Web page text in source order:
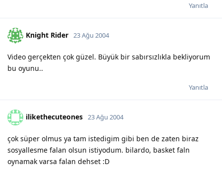
Yanıtla
Knight Rider 23 Ağu 2004
Video gerçekten çok güzel. Büyük bir sabırsızlıkla bekliyorum
bu oyunu..
Yanıtla
ilikethecuteones 23 Ağu 2004
çok süper olmus ya tam istedigim gibi ben de zaten biraz
sosyallesme falan olsun istiyodum. bilardo, basket faln
oynamak varsa falan dehset :D